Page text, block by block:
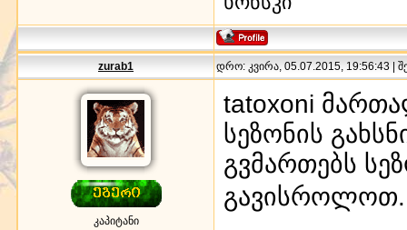
zurab1 დრო: კვირა, 05.07.2015, 19:56:43 |
კაპიტანი
tatoxoni
სეზონის
გვმართებს